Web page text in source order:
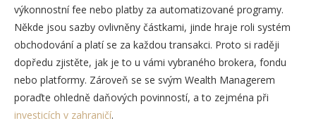
výkonnostní fee nebo platby za automatizované programy.
Někde jsou sazby ovlivněny částkami, jinde hraje roli systém
obchodování a platí se za každou transakci. Proto si raději
dopředu zjistěte, jak je to u vámi vybraného brokera, fondu
nebo platformy. Zároveň se se svým Wealth Managerem
poraďte ohledně daňových povinností, a to zejména při
investicích v zahraničí.